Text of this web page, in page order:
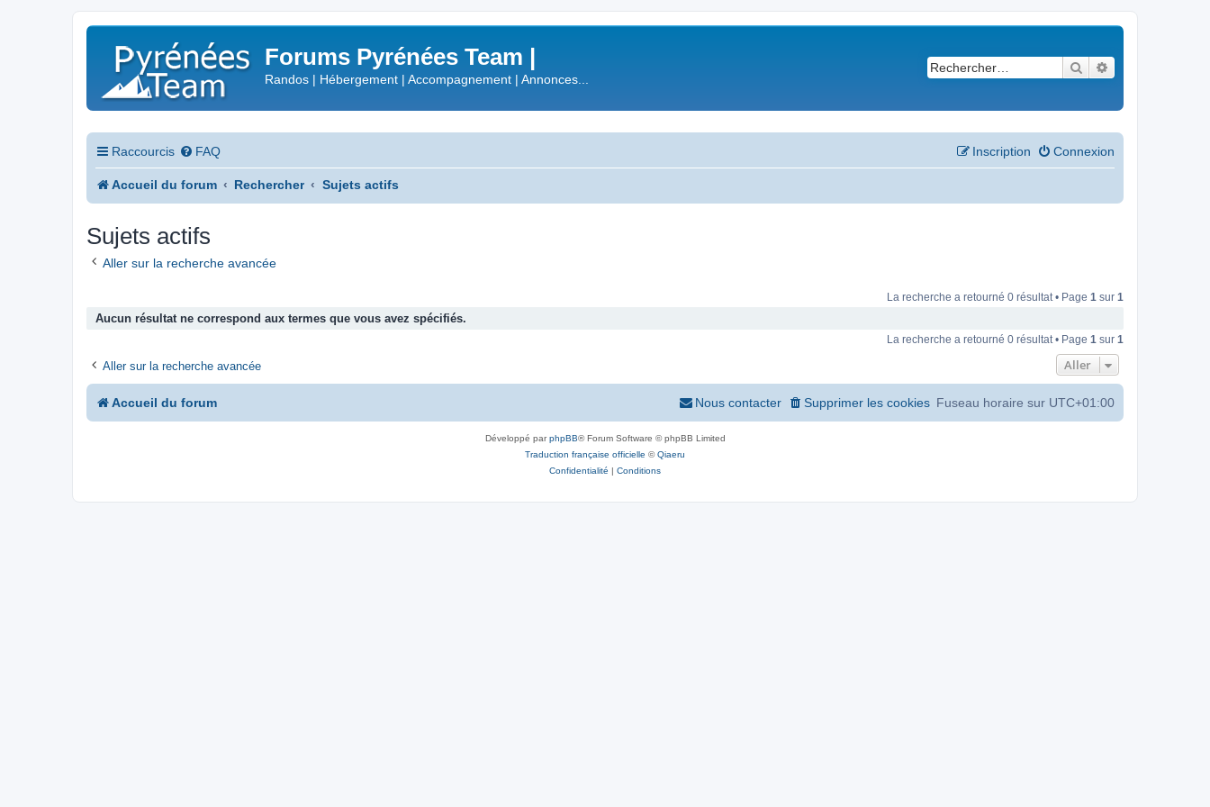
Forums Pyrénées Team |
Randos | Hébergement | Accompagnement | Annonces...
Rechercher
Raccourcis FAQ Connexion
Inscription
Accueil du forum Rechercher Sujets actifs
Sujets actifs
Aller sur la recherche avancée
La recherche a retourné 0 résultat • Page 1 sur 1
Aucun résultat ne correspond aux termes que vous avez spécifiés.
La recherche a retourné 0 résultat • Page 1 sur 1
Aller sur la recherche avancée Aller
Accueil du forum Fuseau horaire sur UTC+01:00
Supprimer les cookies
Nous contacter
Développé parphpBB® Forum Software © phpBB Limited
Traduction française officielle ©Qiaeru
Confidentialité | Conditions